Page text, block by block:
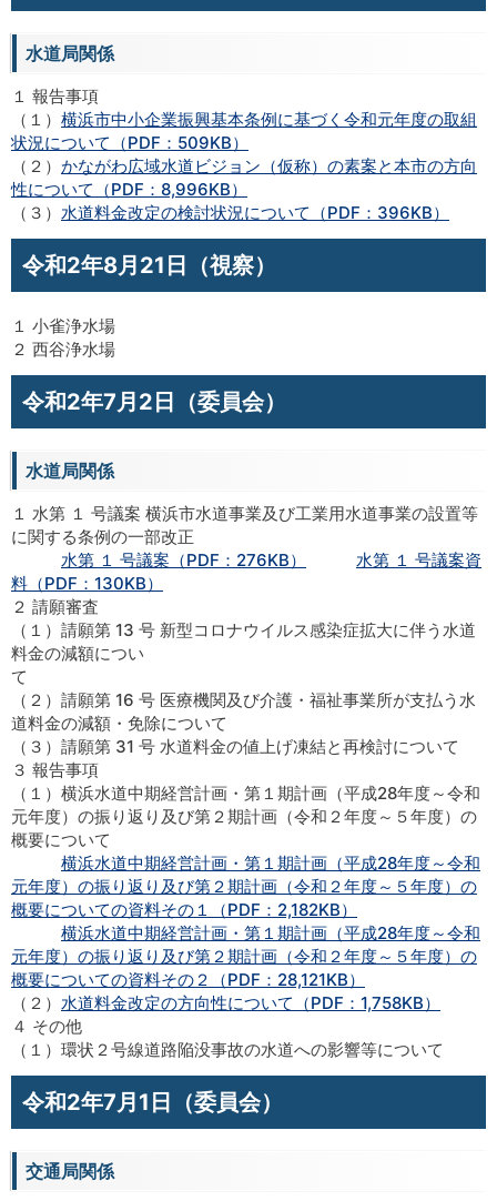
水道局関係
１ 報告事項
（１） 横浜市中小企業振興基本条例に基づく令和元年度の取組
状況について（PDF：509KB）
（２） かながわ広域水道ビジョン（仮称）の素案と本市の方向
性について（PDF：8,996KB）
（３） 水道料金改定の検討状況について（PDF：396KB）
令和2年8月21日（視察）
１ 小雀浄水場
２ 西谷浄水場
令和2年7月2日（委員会）
水道局関係
１ 水第 １ 号議案 横浜市水道事業及び工業用水道事業の設置等
に関する条例の一部改正
水第 １ 号議案（PDF：276KB）
水第 １ 号議案資
料（PDF：130KB）
２ 請願審査
（１）請願第 13 号 新型コロナウイルス感染症拡大に伴う水道
料金の減額につい
て
（２）請願第 16 号 医療機関及び介護・福祉事業所が支払う水
道料金の減額・免除について
（３）請願第 31 号 水道料金の値上げ凍結と再検討について
３ 報告事項
（１）横浜水道中期経営計画・第１期計画（平成28年度～令和
元年度）の振り返り及び第２期計画（令和２年度～５年度）の
概要について
横浜水道中期経営計画・第１期計画（平成28年度～令和
元年度）の振り返り及び第２期計画（令和２年度～５年度）の
概要についての資料その１（PDF：2,182KB）
横浜水道中期経営計画・第１期計画（平成28年度～令和
元年度）の振り返り及び第２期計画（令和２年度～５年度）の
概要についての資料その２（PDF：28,121KB）
（２） 水道料金改定の方向性について（PDF：1,758KB）
４ その他
（１）環状２号線道路陥没事故の水道への影響等について
令和2年7月1日（委員会）
交通局関係